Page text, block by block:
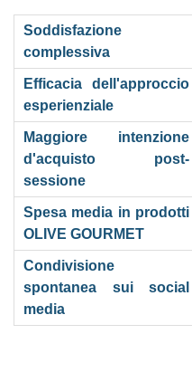
Soddisfazione
complessiva
Efficacia dell'approccio
esperienziale
Maggiore intenzione
d'acquisto post-
sessione
Spesa media in prodotti
OLIVE GOURMET
Condivisione
spontanea sui social
media